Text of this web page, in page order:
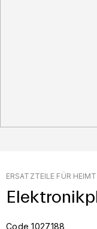
ERSATZTEILE FÜR
Code 1027188